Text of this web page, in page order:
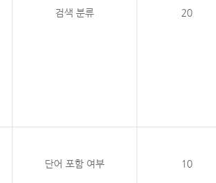
검색 분류 20
단어 포함 여부 10